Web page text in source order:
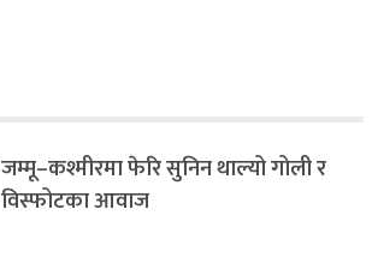
जम्मू–कश्मीरमा फेरि सुनिन थाल्यो गोली र
विस्फोटका आवाज